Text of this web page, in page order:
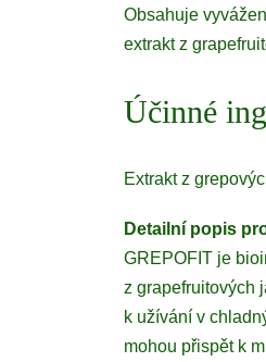
Obsahuje
extrakt z
Účinné
Extrakt z
Detailní popis
GREPOFIT je
z grapefruitových
k užívání v
mohou přispět k